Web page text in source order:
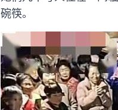
碗筷。